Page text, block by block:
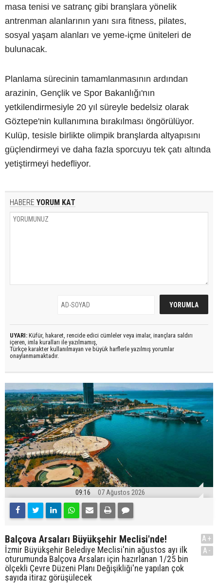
masa tenisi ve satranç gibi branşlara yönelik
antrenman alanlarının yanı sıra fitness, pilates,
sosyal yaşam alanları ve yeme-içme üniteleri de
bulunacak.
Planlama sürecinin tamamlanmasının ardından
arazinin, Gençlik ve Spor Bakanlığı'nın
yetkilendirmesiyle 20 yıl süreyle bedelsiz olarak
Göztepe'nin kullanımına bırakılması öngörülüyor.
Kulüp, tesisle birlikte olimpik branşlarda altyapısını
güçlendirmeyi ve daha fazla sporcuyu tek çatı altında
yetiştirmeyi hedefliyor.
HABERE YORUM KAT
UYARI: Küfür, hakaret, rencide edici cümleler veya imalar, inançlara saldırı
içeren, imla kuralları ile yazılmamış,
Türkçe karakter kullanılmayan ve büyük harflerle yazılmış yorumlar
onaylanmamaktadır.
09:16 07 Ağustos 2026
Balçova Arsaları Büyükşehir Meclisi'nde!
İzmir Büyükşehir Belediye Meclisi'nin ağustos ayı ilk
oturumunda Balçova Arsaları için hazırlanan 1/25 bin
ölçekli Çevre Düzeni Planı Değişikliği'ne yapılan çok
sayıda itiraz görüşülecek
A+
A-